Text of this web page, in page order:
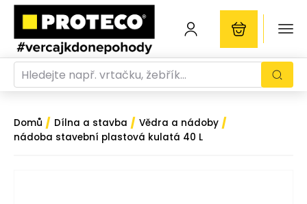
Domů / Dílna a stavba / Vědra a nádoby /
nádoba stavební plastová kulatá 40 L